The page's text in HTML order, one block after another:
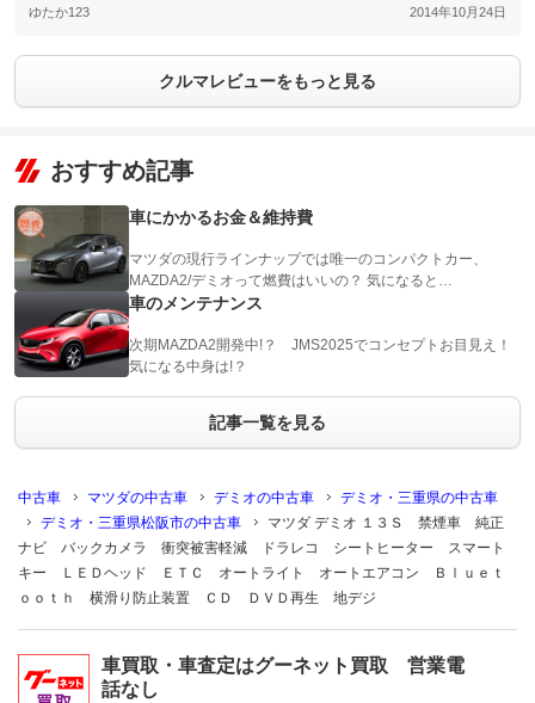
ゆたか123 2014年10月24日
クルマレビューをもっと見る
おすすめ記事
車にかかるお金＆維持費
マツダの現行ラインナップでは唯一のコンパクトカー、
MAZDA2/デミオって燃費はいいの？ 気になると…
車のメンテナンス
次期MAZDA2開発中!？ JMS2025でコンセプトお目見え！
気になる中身は!？
記事一覧を見る
中古車 マツダの中古車 デミオの中古車
デミオ・三重県の中古車
デミオ・三重県松阪市の中古車
マツダ デミオ １３Ｓ 禁煙車 純正
ナビ バックカメラ 衝突被害軽減 ドラレコ シートヒーター スマート
キー ＬＥＤヘッド ＥＴＣ オートライト オートエアコン Ｂｌｕｅｔ
ｏｏｔｈ 横滑り防止装置 ＣＤ ＤＶＤ再生 地デジ
車買取・車査定はグーネット買取 営業電
話なし